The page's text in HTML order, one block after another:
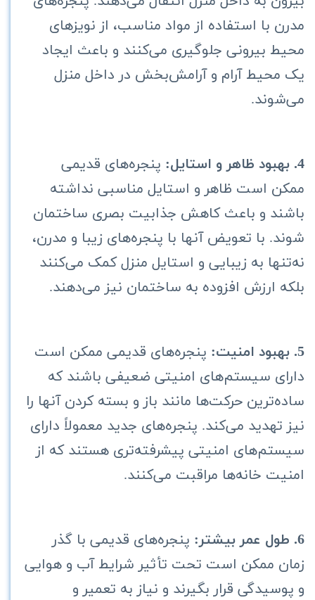
مدرن با استفاده از مواد مناسب، از نویزهای
محیط بیرونی جلوگیری می‌کنند و باعث ایجاد
یک محیط آرام و آرامش‌بخش در داخل منزل
می‌شوند.
4. بهبود ظاهر و استایل:
پنجره‌های قدیمی
ممکن است ظاهر و استایل مناسبی نداشته
باشند و باعث کاهش جذابیت بصری ساختمان
شوند. با تعویض آنها با پنجره‌های زیبا و مدرن،
نه‌تنها به زیبایی و استایل منزل کمک می‌کنند
بلکه ارزش افزوده به ساختمان نیز می‌دهند.
5. بهبود امنیت:
پنجره‌های قدیمی ممکن است
دارای سیستم‌های امنیتی ضعیفی باشند که
ساده‌ترین حرکت‌ها مانند باز و بسته کردن آنها را
نیز تهدید می‌کند. پنجره‌های جدید معمولاً دارای
سیستم‌های امنیتی پیشرفته‌تری هستند که از
امنیت خانه‌ها مراقبت می‌کنند.
6. طول عمر بیشتر:
پنجره‌های قدیمی با گذر
زمان ممکن است تحت تأثیر شرایط آب و هوایی
و پوسیدگی قرار بگیرند و نیاز به تعمیر و